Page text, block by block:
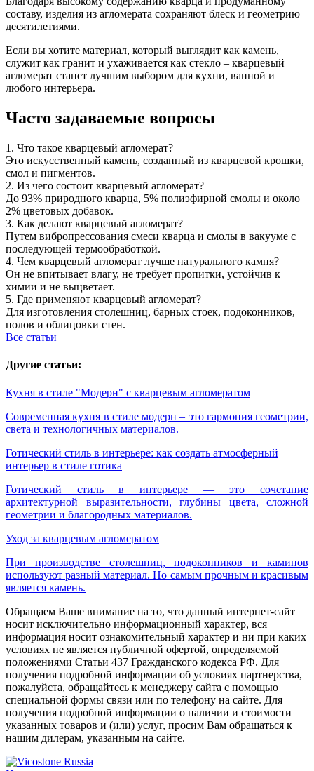
составу, изделия из агломерата сохраняют блеск и геометрию
десятилетиями.
Если вы хотите материал, который выглядит как камень,
служит как гранит и ухаживается как стекло – кварцевый
агломерат станет лучшим выбором для кухни, ванной и
любого интерьера.
Часто задаваемые вопросы
1. Что такое кварцевый агломерат?
Это искусственный камень, созданный из кварцевой крошки,
смол и пигментов.
2. Из чего состоит кварцевый агломерат?
До 93% природного кварца, 5% полиэфирной смолы и около
2% цветовых добавок.
3. Как делают кварцевый агломерат?
Путем вибропрессования смеси кварца и смолы в вакууме с
последующей термообработкой.
4. Чем кварцевый агломерат лучше натурального камня?
Он не впитывает влагу, не требует пропитки, устойчив к
химии и не выцветает.
5. Где применяют кварцевый агломерат?
Для изготовления столешниц, барных стоек, подоконников,
полов и облицовки стен.
Все статьи
Другие статьи:
Кухня в стиле "Модерн" с кварцевым агломератом
Современная кухня в стиле модерн – это гармония геометрии,
света и технологичных материалов.
Готический стиль в интерьере: как создать атмосферный
интерьер в стиле готика
Готический стиль в интерьере — это сочетание
архитектурной выразительности, глубины цвета, сложной
геометрии и благородных материалов.
Уход за кварцевым агломератом
При производстве столешниц, подоконников и каминов
используют разный материал. Но самым прочным и красивым
является камень.
Обращаем Ваше внимание на то, что данный интернет-сайт
носит исключительно информационный характер, вся
информация носит ознакомительный характер и ни при каких
условиях не является публичной офертой, определяемой
положениями Статьи 437 Гражданского кодекса РФ. Для
получения подробной информации об условиях партнерства,
пожалуйста, обращайтесь к менеджеру сайта с помощью
специальной формы связи или по телефону на сайте. Для
получения подробной информации о наличии и стоимости
указанных товаров и (или) услуг, просим Вам обращаться к
нашим дилерам, указанным на сайте.